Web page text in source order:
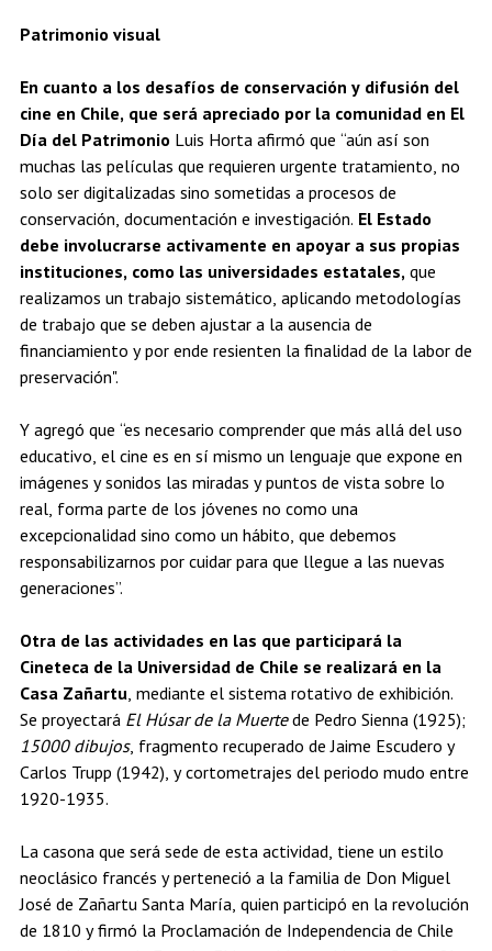
Patrimonio visual
En cuanto a los desafíos de conservación y difusión del
cine en Chile, que será apreciado por la comunidad en El
Día del Patrimonio Luis Horta afirmó que “aún así son
muchas las películas que requieren urgente tratamiento, no
solo ser digitalizadas sino sometidas a procesos de
conservación, documentación e investigación. El Estado
debe involucrarse activamente en apoyar a sus propias
instituciones, como las universidades estatales,que
realizamos un trabajo sistemático, aplicando metodologías
de trabajo que se deben ajustar a la ausencia de
financiamiento y por ende resienten la finalidad de la labor de
preservación".
Y agregó que “es necesario comprender que más allá del uso
educativo, el cine es en sí mismo un lenguaje que expone en
imágenes y sonidos las miradas y puntos de vista sobre lo
real, forma parte de los jóvenes no como una
excepcionalidad sino como un hábito, que debemos
responsabilizarnos por cuidar para que llegue a las nuevas
generaciones”.
Otra de las actividades en las que participará la
Cineteca de la Universidad de Chile se realizará en la
Casa Zañartu, mediante el sistema rotativo de exhibición.
Se proyectará El Húsar de la Muertede Pedro Sienna (1925);
15000 dibujos, fragmento recuperado de Jaime Escudero y
Carlos Trupp (1942), y cortometrajes del periodo mudo entre
1920-1935.
La casona que será sede de esta actividad, tiene un estilo
neoclásico francés y perteneció a la familia de Don Miguel
José de Zañartu Santa María, quien participó en la revolución
de 1810 y firmó la Proclamación de Independencia de Chile